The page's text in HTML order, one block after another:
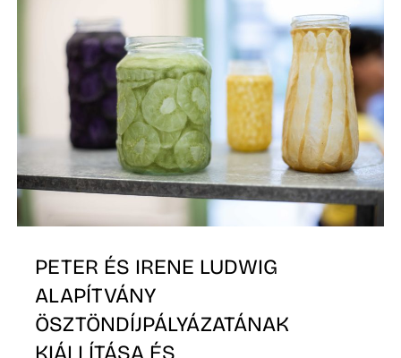
PETER ÉS IRENE LUDWIG
ALAPÍTVÁNY
ÖSZTÖNDÍJPÁLYÁZATÁNAK
KIÁLLÍTÁSA ÉS